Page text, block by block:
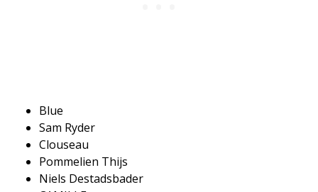
Blue
​Sam Ryder
​Clouseau
​Pommelien Thijs
​Niels Destadsbader